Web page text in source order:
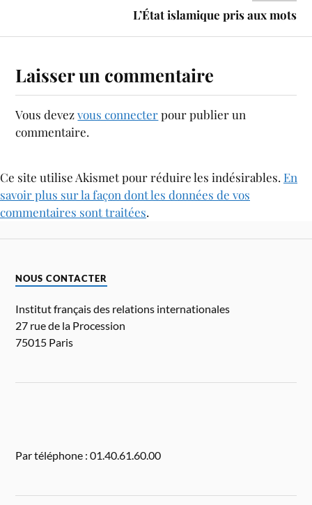
L’État islamique pris aux mots
Laisser un commentaire
Vous devezvous connecterpour publier un
commentaire.
Ce site utilise Akismet pour réduire les indésirables. En
savoir plus sur la façon dont les données de vos
commentaires sont traitées.
NOUS CONTACTER
Institut français des relations internationales
27 rue de la Procession
75015 Paris
Par téléphone : 01.40.61.60.00